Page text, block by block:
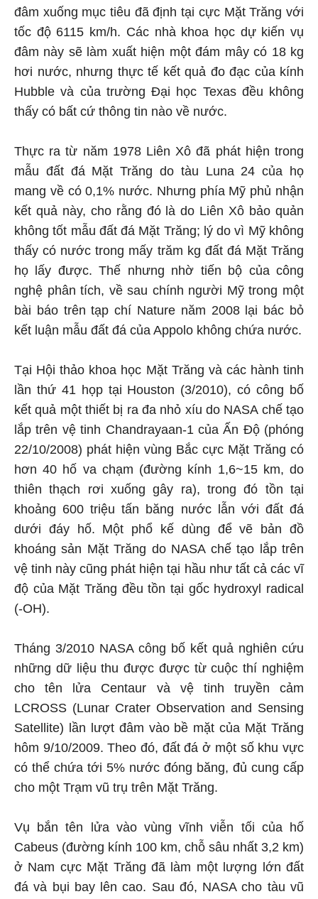
đâm xuống mục tiêu đã định tại cực Mặt Trăng với
tốc độ 6115 km/h. Các nhà khoa học dự kiến vụ
đâm này sẽ làm xuất hiện một đám mây có 18 kg
hơi nước, nhưng thực tế kết quả đo đạc của kính
Hubble và của trường Đại học Texas đều không
thấy có bất cứ thông tin nào về nước.
Thực ra từ năm 1978 Liên Xô đã phát hiện trong
mẫu đất đá Mặt Trăng do tàu Luna 24 của họ
mang về có 0,1% nước. Nhưng phía Mỹ phủ nhận
kết quả này, cho rằng đó là do Liên Xô bảo quản
không tốt mẫu đất đá Mặt Trăng; lý do vì Mỹ không
thấy có nước trong mấy trăm kg đất đá Mặt Trăng
họ lấy được. Thế nhưng nhờ tiến bộ của công
nghệ phân tích, về sau chính người Mỹ trong một
bài báo trên tạp chí Nature năm 2008 lại bác bỏ
kết luận mẫu đất đá của Appolo không chứa nước.
Tại Hội thảo khoa học Mặt Trăng và các hành tinh
lần thứ 41 họp tại Houston (3/2010), có công bố
kết quả một thiết bị ra đa nhỏ xíu do NASA chế tạo
lắp trên vệ tinh Chandrayaan-1 của Ấn Độ (phóng
22/10/2008) phát hiện vùng Bắc cực Mặt Trăng có
hơn 40 hố va chạm (đường kính 1,6~15 km, do
thiên thạch rơi xuống gây ra), trong đó tồn tại
khoảng 600 triệu tấn băng nước lẫn với đất đá
dưới đáy hố. Một phổ kế dùng để vẽ bản đồ
khoáng sản Mặt Trăng do NASA chế tạo lắp trên
vệ tinh này cũng phát hiện tại hầu như tất cả các vĩ
độ của Mặt Trăng đều tồn tại gốc hydroxyl radical
(-OH).
Tháng 3/2010 NASA công bố kết quả nghiên cứu
những dữ liệu thu được được từ cuộc thí nghiệm
cho tên lửa Centaur và vệ tinh truyền cảm
LCROSS (Lunar Crater Observation and Sensing
Satellite) lần lượt đâm vào bề mặt của Mặt Trăng
hôm 9/10/2009. Theo đó, đất đá ở một số khu vực
có thể chứa tới 5% nước đóng băng, đủ cung cấp
cho một Trạm vũ trụ trên Mặt Trăng.
Vụ bắn tên lửa vào vùng vĩnh viễn tối của hố
Cabeus (đường kính 100 km, chỗ sâu nhất 3,2 km)
ở Nam cực Mặt Trăng đã làm một lượng lớn đất
đá và bụi bay lên cao. Sau đó, NASA cho tàu vũ